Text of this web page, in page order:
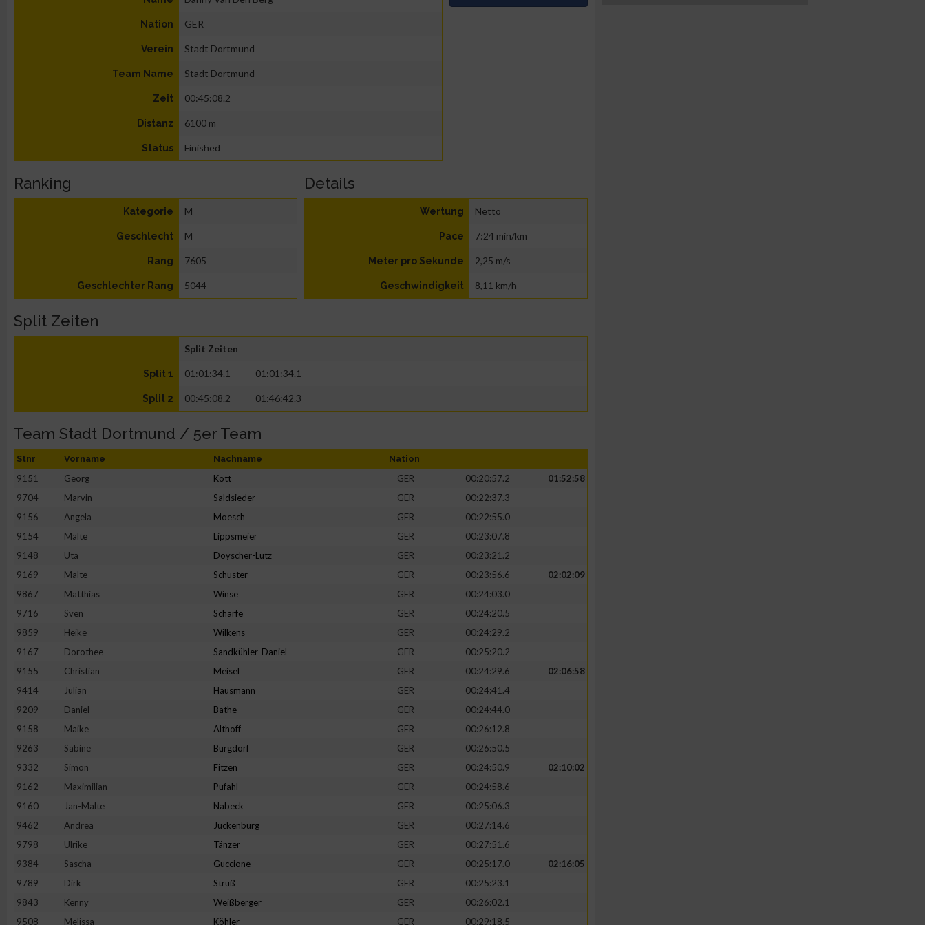
Nation GER
Verein Stadt Dortmund
Team Name Stadt Dortmund
Zeit 00:45:08.2
Distanz 6100 m
Status Finished
Ranking
Kategorie M
Geschlecht M
Rang 7605
Geschlechter Rang 5044
Details
Wertung Netto
Pace 7:24 min/km
Meter pro Sekunde 2,25 m/s
Geschwindigkeit 8,11 km/h
Split Zeiten
Split Zeiten
Split 1 01:01:34.1 01:01:34.1
Split 2 00:45:08.2 01:46:42.3
Team Stadt Dortmund / 5er Team
Stnr Vorname Nachname Nation
9151 Georg Kott GER 00:20:57.2
01:52:58
9704
Marvin Saldsieder GER
00:22:37.3
9156
Angela Moesch GER
00:22:55.0
9154
Malte Lippsmeier GER
00:23:07.8
9148
Uta Doyscher-Lutz GER
00:23:21.2
9169
Malte Schuster GER 00:23:56.6
02:02:09
9867
Matthias Winse GER
00:24:03.0
9716
Sven Scharfe GER
00:24:20.5
9859
Heike Wilkens GER
00:24:29.2
9167
Dorothee Sandkühler-Daniel GER
00:25:20.2
9155
Christian Meisel GER 00:24:29.6
02:06:58
9414
Julian Hausmann GER
00:24:41.4
9209
Daniel Bathe GER
00:24:44.0
9158
Maike Althoff GER
00:26:12.8
9263
Sabine Burgdorf GER
00:26:50.5
9332
Simon Fitzen GER 00:24:50.9
02:10:02
9162
Maximilian Pufahl GER
00:24:58.6
9160
Jan-Malte Nabeck GER
00:25:06.3
9462
Andrea Juckenburg GER
00:27:14.6
9798
Ulrike Tänzer GER
00:27:51.6
9384
Sascha Guccione GER 00:25:17.0
02:16:05
9789
Dirk Struß GER
00:25:23.1
9843
Kenny Weißberger GER
00:26:02.1
9508
Melissa Köhler GER
00:29:18.5